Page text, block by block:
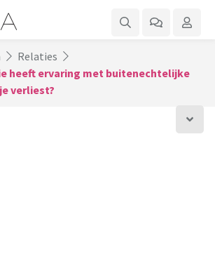
Relaties
heeft ervaring met buitenechtelijke
verliest?